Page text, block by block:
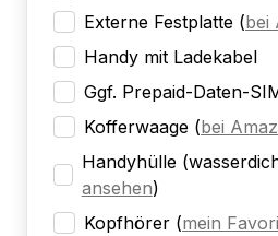
Externe Festplatte (bei
Handy mit Ladekabel
Ggf. Prepaid-Daten-
Kofferwaage (bei
Handyhülle
ansehen)
Kopfhörer (mein